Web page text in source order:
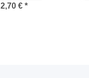
2,70 € *